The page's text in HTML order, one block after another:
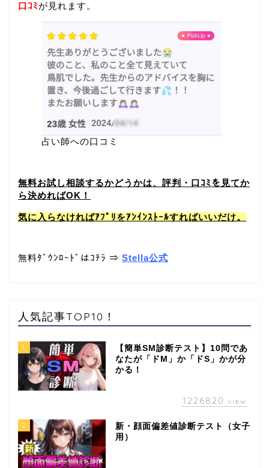
口ｺﾐが見れます。
占い師への口コミ
無料お試し相談するかどうかは、評判・口ｺﾐを見てか
ら決めればOK！
気に入らなければｱﾌﾟﾘをｱﾝｲﾝｽﾄｰﾙすればいいだけ。
無料ﾀﾞｳﾝﾛｰﾄﾞはｺﾁﾗ ⇒ Stella公式
人気記事TOP10！
1
【簡単SM診断テスト】10問であ
なたが「ドM」か「ドS」かが分
かる！
1226820 view
2
新・顔面偏差値診断テスト（女子
用）